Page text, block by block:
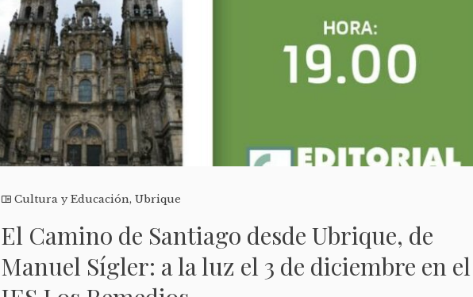
Cultura y Educación,Ubrique
El Camino de Santiago desde Ubrique, de
Manuel Sígler: a la luz el 3 de diciembre en el